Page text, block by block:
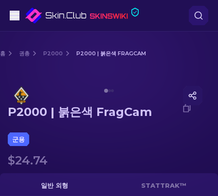
저격소총
장갑
케이스
홈 권총 P2000 P2000 | 붉은색 FRAGCAM
P2000 | 붉은색 FragCam
군용
$24.74
일반 외형 STATTRAK™